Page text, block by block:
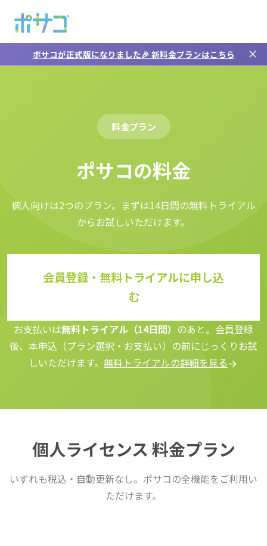
ポサコが正式版になりました🎉 新料金プランはこちら close
料金プラン
ポサコの料金
個人向けは2つのプラン。まずは14日間の無料トライアル
からお試しいただけます。
会員登録・無料トライアルに申し込
む
お支払いは無料トライアル（14日間） のあと。会員登録
後、本申込（プラン選択・お支払い）の前にじっくりお試
しいただけます。 無料トライアルの詳細を見る arrow_forward
個人ライセンス 料金プラン
いずれも税込・自動更新なし。ポサコの全機能をご利用い
ただけます。